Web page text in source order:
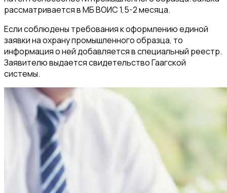
рассматривается в МБ ВОИС 1,5-2 месяца.
Если соблюдены требования к оформлению единой
заявки на охрану промышленного образца, то
информация о ней добавляется в специальный реестр.
Заявителю выдается свидетельство Гаагской
системы.